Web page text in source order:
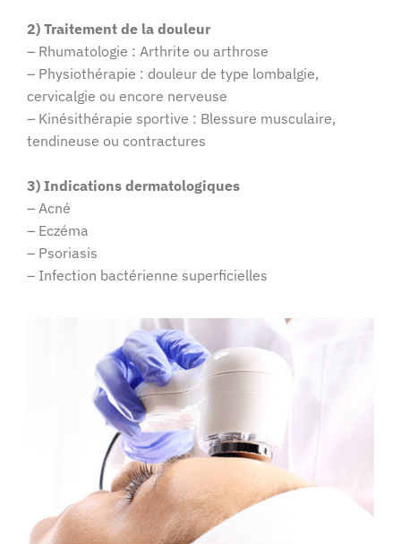
2) Traitement de la douleur
– Rhumatologie : Arthrite ou arthrose
– Physiothérapie : douleur de type lombalgie,
cervicalgie ou encore nerveuse
– Kinésithérapie sportive : Blessure musculaire,
tendineuse ou contractures
3) Indications dermatologiques
– Acné
– Eczéma
– Psoriasis
– Infection bactérienne superficielles